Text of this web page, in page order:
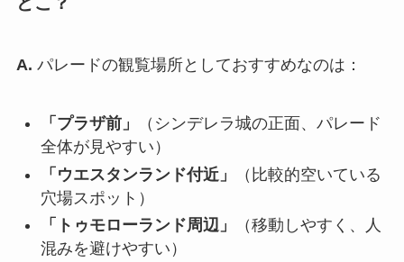
A. パレードの観覧場所としておすすめなのは：
「プラザ前」
（シンデレラ城の正面、パレード
全体が見やすい）
「ウエスタンランド付近」
（比較的空いている
穴場スポット）
「トゥモローランド周辺」
（移動しやすく、人
混みを避けやすい）